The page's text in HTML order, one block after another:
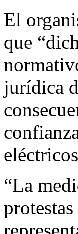
El
que
jurídica
“La